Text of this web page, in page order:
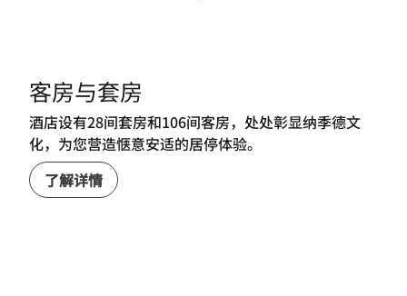
客房与套房
酒店设有28间套房和106间客房，处处彰显纳季德文
化，为您营造惬意安适的居停体验。
了解详情